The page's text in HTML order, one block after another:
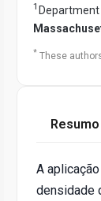
1 Department
* These
Resumo
A
densidade